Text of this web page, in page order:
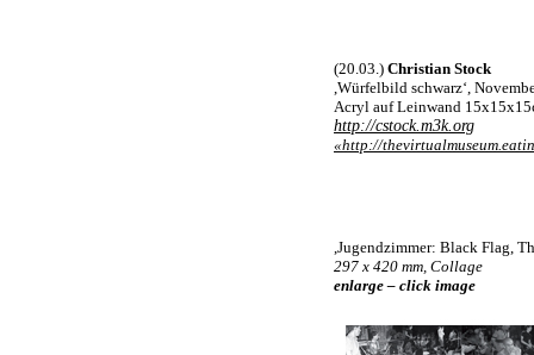
(20.03.) Christian Stock
,Würfelbild schwarz‘,
Acryl auf Leinwand
http://cstock.m3k.org
«http://
,Jugendzimmer: Black Flag,
297 x 420 mm, Collage
enlarge – click image